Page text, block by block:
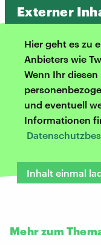
Externer
Hier geht es zu
Anbieters wie
Wenn Ihr
und eventuell
Informationen
Inhalt einmal
Mehr zum